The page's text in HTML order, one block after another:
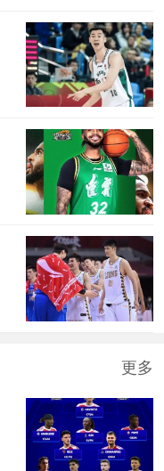
更多